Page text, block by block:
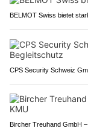
BELMOT Swiss bietet
CPS Security Schweiz
Bircher Treuhand GmbH